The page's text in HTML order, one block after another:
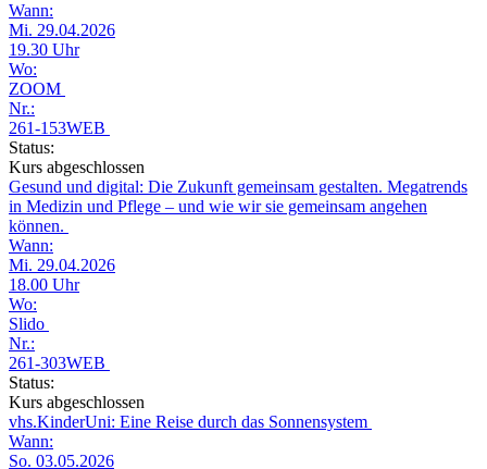
Wann:
Mi. 29.04.2026
19.30 Uhr
Wo:
ZOOM
Nr.:
261-153WEB
Status:
Kurs abgeschlossen
Gesund und digital: Die Zukunft gemeinsam gestalten. Megatrends
in Medizin und Pflege – und wie wir sie gemeinsam angehen
können.
Wann:
Mi. 29.04.2026
18.00 Uhr
Wo:
Slido
Nr.:
261-303WEB
Status:
Kurs abgeschlossen
vhs.KinderUni: Eine Reise durch das Sonnensystem
Wann:
So. 03.05.2026